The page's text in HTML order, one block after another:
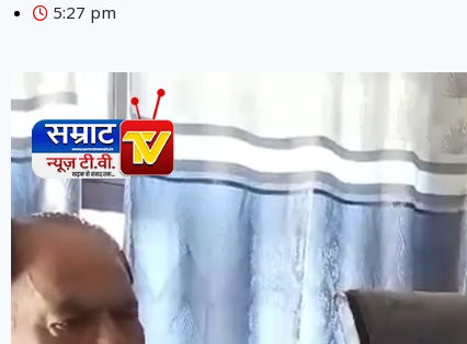
5:27 pm